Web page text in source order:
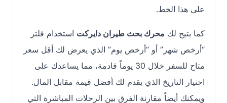
على هذا الخط.
كما يتيح لكمحرك بحث طيران دايركتاستخدام فلتر
“أرخص شهر” أو “أرخص يوم” الذي يعرض لك أقل سعر
متاح للسفر خلال 30 يوماً قادمة، مما يساعدك على
اختيار التاريخ الذي يقدم لك أفضل قيمة مقابل المال.
ويمكنك أيضاً مقارنة الفرق بين الرحلات المباشرة التي